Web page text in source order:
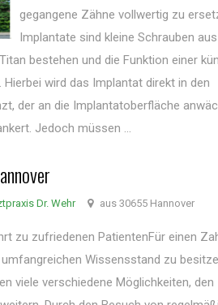
gegangene Zähne vollwertig zu
Implantate sind kleine Schrauben
bestehen und die Funktion einer
wird das Implantat direkt in den
der an die Implantatoberfläche
Jedoch müssen ...
Dr. Wehr aus 30655 Hannover
zu zufriedenen PatientenFür einen
Wissensstand zu
viele verschiedene Möglichkeiten, den